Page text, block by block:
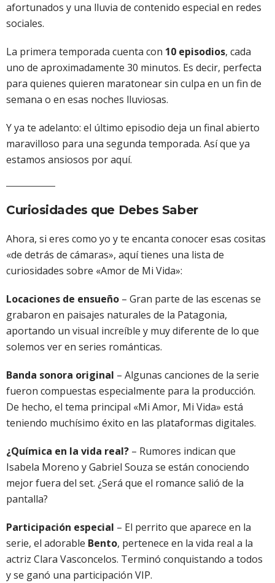
afortunados y una lluvia de contenido especial en redes
sociales.
La primera temporada cuenta con 10 episodios, cada
uno de aproximadamente 30 minutos. Es decir, perfecta
para quienes quieren maratonear sin culpa en un fin de
semana o en esas noches lluviosas.
Y ya te adelanto: el último episodio deja un final abierto
maravilloso para una segunda temporada. Así que ya
estamos ansiosos por aquí.
Curiosidades que Debes Saber
Ahora, si eres como yo y te encanta conocer esas cositas
«de detrás de cámaras», aquí tienes una lista de
curiosidades sobre «Amor de Mi Vida»:
Locaciones de ensueño – Gran parte de las escenas se
grabaron en paisajes naturales de la Patagonia,
aportando un visual increíble y muy diferente de lo que
solemos ver en series románticas.
Banda sonora original – Algunas canciones de la serie
fueron compuestas especialmente para la producción.
De hecho, el tema principal «Mi Amor, Mi Vida» está
teniendo muchísimo éxito en las plataformas digitales.
¿Química en la vida real? – Rumores indican que
Isabela Moreno y Gabriel Souza se están conociendo
mejor fuera del set. ¿Será que el romance salió de la
pantalla?
Participación especial – El perrito que aparece en la
serie, el adorable Bento, pertenece en la vida real a la
actriz Clara Vasconcelos. Terminó conquistando a todos
y se ganó una participación VIP.